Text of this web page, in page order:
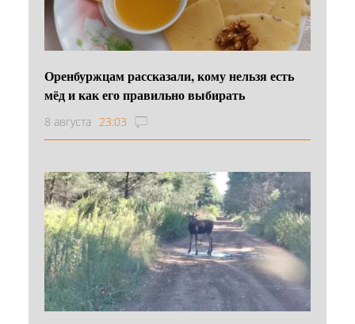
Оренбуржцам рассказали, кому нельзя есть
мёд и как его правильно выбирать
8 августа 23:03